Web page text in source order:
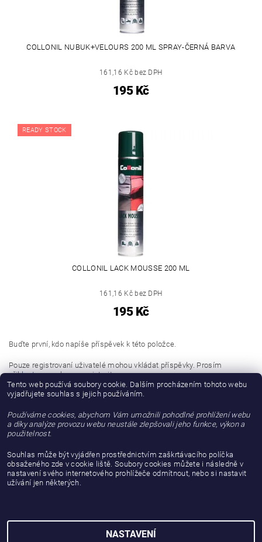
COLLONIL NUBUK+VELOURS 200 ML SPRAY-ČERNÁ BARVA
161,16 Kč bez DPH
195 Kč
READY STOCK
COLLONIL LACK MOUSSE 200 ML
161,16 Kč bez DPH
195 Kč
Buďte první, kdo napíše příspěvek k této položce.
Pouze registrovaní uživatelé mohou vkládat příspěvky. Prosím
přihlaste senebo seregistrujte.
Buďte první, kdo napíše příspěvek k této položce.
Přidat hodnocení
Tento web používá soubory cookie. Dalším procházením tohoto webu
vyjadřujete souhlas s jejich používáním.
Používáme cookies, abychom Vám umožnili pohodlné prohlížení webu
a díky analýze provozu webu neustále zlepšovali jeho funkce, výkon a
použitelnost.
Souhlas může být vyjádřen prostřednictvím zaškrtávacího políčka
obsaženého zde v cookie liště. Soubory cookies můžete i následně v
nastavení svého internetového prohlížeče odmítnout, nebo si nastavit
užívání jen některých.
NASTAVENÍ